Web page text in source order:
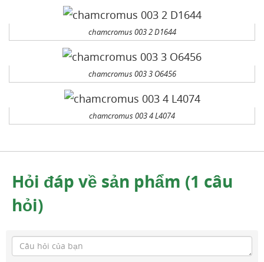
chamcromus 003 2 D1644
chamcromus 003 3 O6456
chamcromus 003 4 L4074
Hỏi đáp về sản phẩm (1 câu
hỏi)